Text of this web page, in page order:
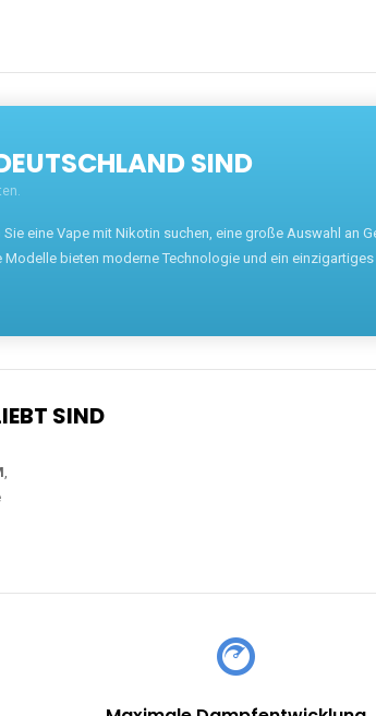
SIND
eine Vape mit Nikotin suchen, eine große Auswahl an
bieten moderne Technologie und ein
SIND
,